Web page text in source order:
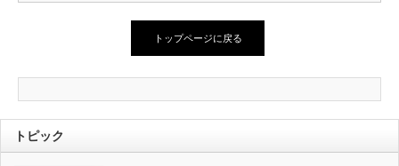
トップページに戻る
トピック